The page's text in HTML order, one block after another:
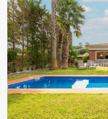
distribueix en dues plantes:
menjador a dos nivells, cuina
•Primera planta: quatre
accés a una acollidora
encantador porxo d’estiu
vegetació i al costat de la
des del saló, ofereix un espai
compta també amb
altres comoditats que la
completa.